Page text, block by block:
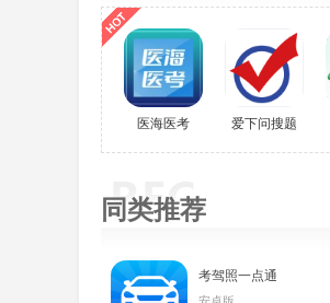
4.为大学生增加了全英文
5.新增KET词汇，新增
6.增加了宠物词汇以快
7.修改学习界面和测试
医海医考 爱下问搜题
同类推荐
考驾照一点通